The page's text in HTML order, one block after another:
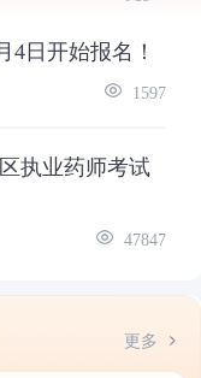
4日开始报名！
1597
执业药师考试
47847
更多